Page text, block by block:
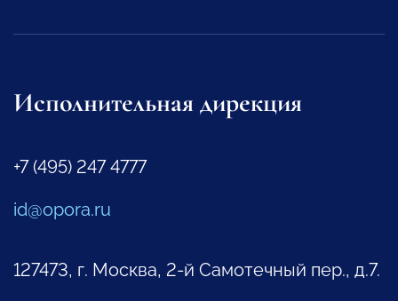
Исполнительная дирекция
+7 (495) 247 4777
id@opora.ru
127473, г. Москва, 2-й Самотечный пер., д.7.